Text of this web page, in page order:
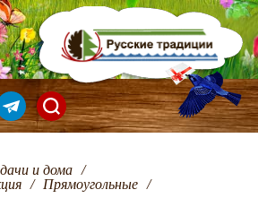
дачи и дома /
/ Прямоугольные /